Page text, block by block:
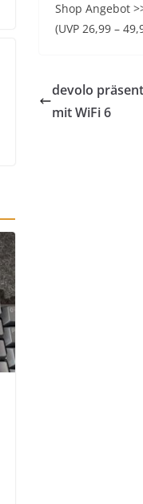
Shop Angebot
(UVP 26,99 –
devolo
mit WiFi 6